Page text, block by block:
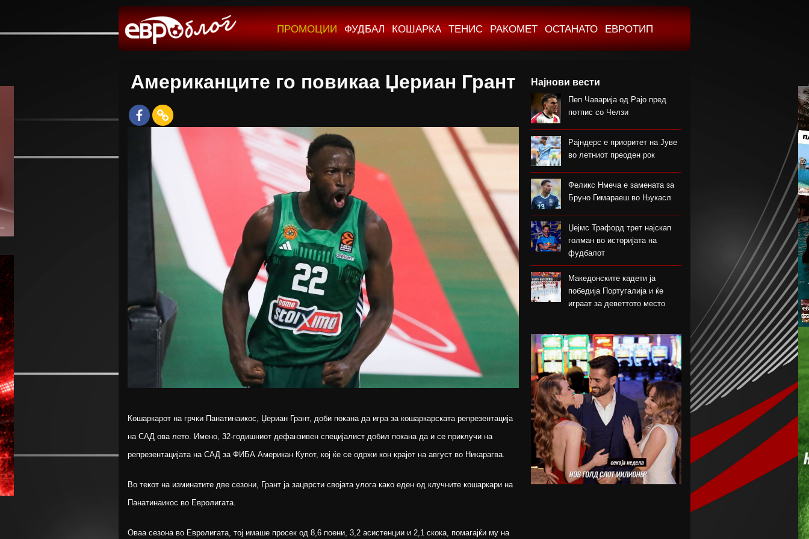
ПРОМОЦИИ ФУДБАЛ КОШАРКА ТЕНИС РАКОМЕТ ОСТАНАТО ЕВРОТИП
Американците го повикаа Џериан Грант
Кошаркарот на грчки Панатинаикос, Џериан Грант, доби покана да игра за кошаркарската репрезентација
на САД ова лето. Имено, 32-годишниот дефанзивен специјалист добил покана да и се приклучи на
репрезентацијата на САД за ФИБА Американ Купот, кој ќе се одржи кон крајот на август во Никарагва.
Во текот на изминатите две сезони, Грант ја зацврсти својата улога како еден од клучните кошаркари на
Панатинаикос во Евролигата.
Оваа сезона во Евролигата, тој имаше просек од 8,6 поени, 3,2 асистенции и 2,1 скока, помагајќи му на
Најнови вести
Пеп Чаварија од Рајо пред
потпис со Челзи
Рајндерс е приоритет на Јуве
во летниот преоден рок
Феликс Нмеча е замената за
Бруно Гимараеш во Њукасл
Џејмс Трафорд трет најскап
голман во историјата на
фудбалот
Македонските кадети ја
победија Португалија и ќе
играат за деветтото место
со младински
репрезентативец
Магнес Аклиуш официјално
претставен во Париз
Мики ван де Вен се согласи
на нов договор со Тотенхем
Лина Ѓорческа го заврши
настапот во Лајпциг